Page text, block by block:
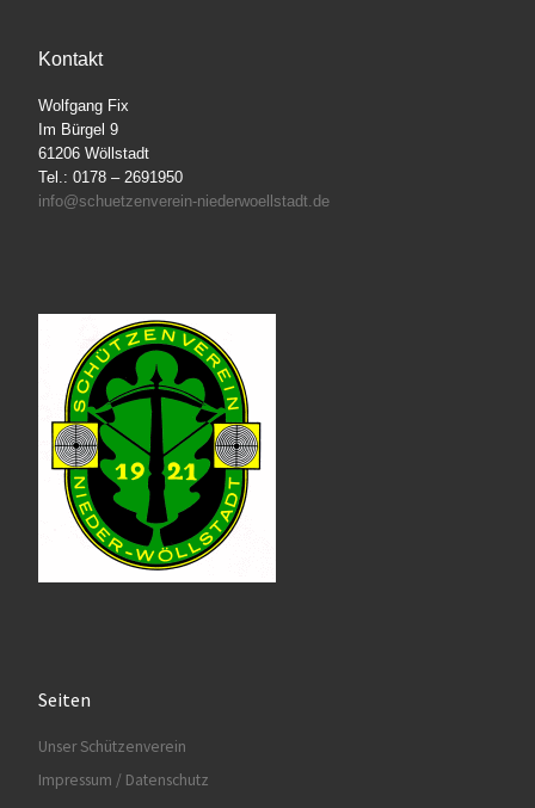
Kontakt
Wolfgang Fix
Im Bürgel 9
61206 Wöllstadt
Tel.: 0178 – 2691950
info@schuetzenverein-niederwoellstadt.de
Seiten
Unser Schützenverein
Impressum / Datenschutz